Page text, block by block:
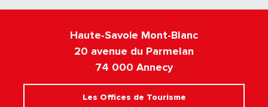
Haute-Savoie Mont-Blanc
20 avenue du Parmelan
74 000 Annecy
Les Offices de Tourisme